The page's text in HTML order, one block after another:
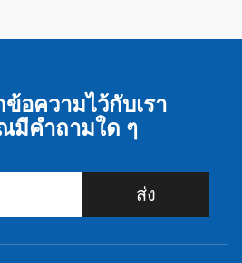
อความไว้กับเรา
มีคำถามใด ๆ
ส่ง